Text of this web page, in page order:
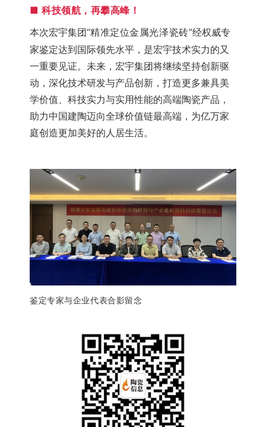
■ 科技领航，再攀高峰！
本次宏宇集团“精准定位金属光泽瓷砖”经权威专
家鉴定达到国际领先水平，是宏宇技术实力的又
一重要见证。未来，宏宇集团将继续坚持创新驱
动，深化技术研发与产品创新，打造更多兼具美
学价值、科技实力与实用性能的高端陶瓷产品，
助力中国建陶迈向全球价值链最高端，为亿万家
庭创造更加美好的人居生活。
鉴定专家与企业代表合影留念